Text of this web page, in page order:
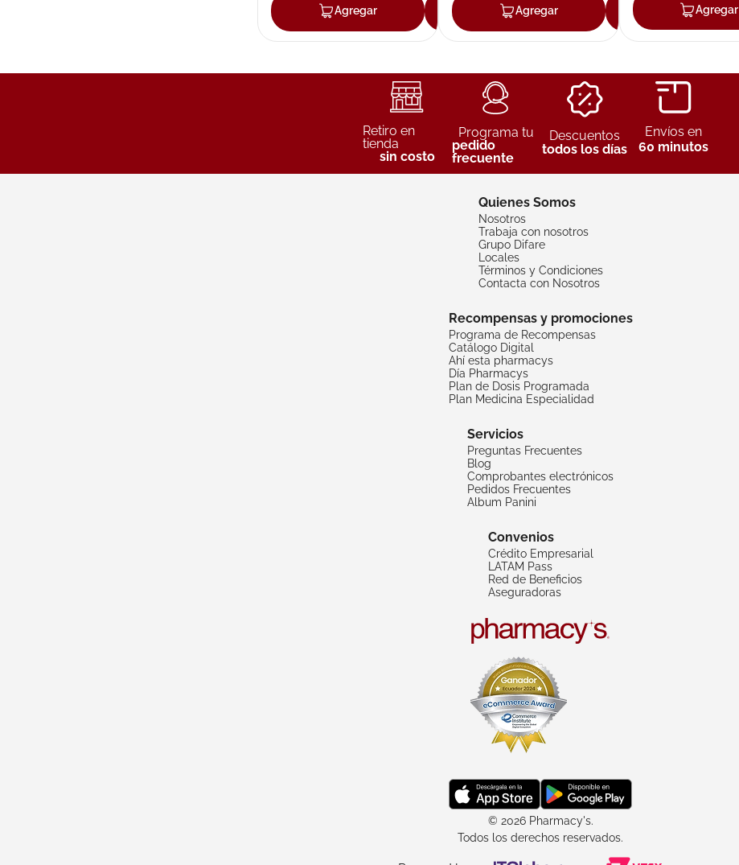
Agregar AgregarAgregar AgregarAgregar
Retiro en
tienda
sin costo
Programa tu
pedido
frecuente
Descuentos
todos los días
Envíos en
60 minutos
Quienes Somos
Nosotros
Trabaja con nosotros
Grupo Difare
Locales
Términos y Condiciones
Contacta con Nosotros
Recompensas y promociones
Programa de Recompensas
Catálogo Digital
Ahí esta pharmacys
Día Pharmacys
Plan de Dosis Programada
Plan Medicina Especialidad
Servicios
Preguntas Frecuentes
Blog
Comprobantes electrónicos
Pedidos Frecuentes
Album Panini
Convenios
Crédito Empresarial
LATAM Pass
Red de Beneficios
Aseguradoras
© 2026 Pharmacy's.
Todos los derechos reservados.